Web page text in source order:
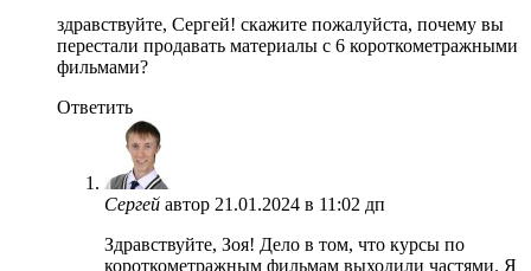
здравствуйте, Сергей! скажите пожалуйста, почему вы
перестали продавать материалы с 6 короткометражными
фильмами?
Ответить
Сергей автор 21.01.2024 в 11:02 дп
Здравствуйте, Зоя! Дело в том, что курсы по
короткометражным фильмам выходили частями. Я